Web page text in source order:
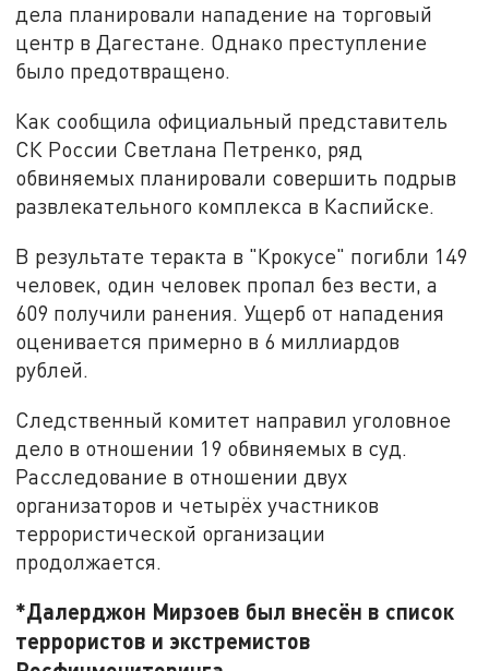
дела планировали нападение на торговый
центр в Дагестане. Однако преступление
было предотвращено.
Как сообщила официальный представитель
СК России Светлана Петренко, ряд
обвиняемых планировали совершить подрыв
развлекательного комплекса в Каспийске.
В результате теракта в "Крокусе" погибли 149
человек, один человек пропал без вести, а
609 получили ранения. Ущерб от нападения
оценивается примерно в 6 миллиардов
рублей.
Следственный комитет направил уголовное
дело в отношении 19 обвиняемых в суд.
Расследование в отношении двух
организаторов и четырёх участников
террористической организации
продолжается.
*Далерджон Мирзоев был внесён в список
террористов и экстремистов